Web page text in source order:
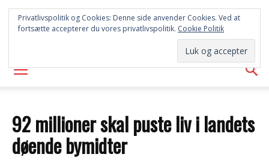
SYD
AVISEN
92 millioner skal puste liv i landets
døende bymidter
Privatlivspolitik og Cookies: Denne side anvender Cookies. Ved at
fortsætte accepterer du vores privatlivspolitik. Cookie Politik